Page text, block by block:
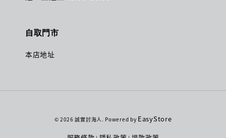
自取門市
本店地址
© 2026 誠實討海人. Powered by EasyStore